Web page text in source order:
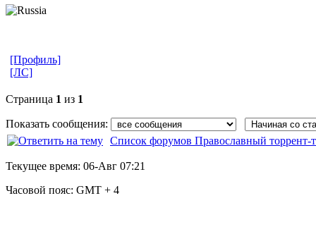
[Профиль]
[ЛС]
Страница 1 из 1
Показать сообщения:
Список форумов Православный торрент-
Текущее время: 06-Авг 07:21
Часовой пояс: GMT + 4